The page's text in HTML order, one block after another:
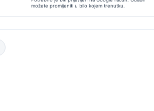
možete promijeniti u bilo kojem trenutku.